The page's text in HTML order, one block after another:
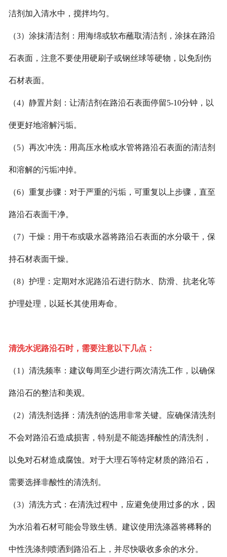
洁剂加入清水中，搅拌均匀。
（3）涂抹清洁剂：用海绵或软布蘸取清洁剂，涂抹在路沿
石表面，注意不要使用硬刷子或钢丝球等硬物，以免刮伤
石材表面。
（4）静置片刻：让清洁剂在路沿石表面停留5-10分钟，以
便更好地溶解污垢。
（5）再次冲洗：用高压水枪或水管将路沿石表面的清洁剂
和溶解的污垢冲掉。
（6）重复步骤：对于严重的污垢，可重复以上步骤，直至
路沿石表面干净。
（7）干燥：用干布或吸水器将路沿石表面的水分吸干，保
持石材表面干燥。
（8）护理：定期对水泥路沿石进行防水、防滑、抗老化等
护理处理，以延长其使用寿命。
清洗水泥路沿石时，需要注意以下几点：
（1）清洗频率：建议每周至少进行两次清洗工作，以确保
路沿石的整洁和美观。
（2）清洗剂选择：清洗剂的选用非常关键。应确保清洗剂
不会对路沿石造成损害，特别是不能选择酸性的清洗剂，
以免对石材造成腐蚀。对于大理石等特定材质的路沿石，
需要选择非酸性的清洗剂。
（3）清洗方式：在清洗过程中，应避免使用过多的水，因
为水沿着石材可能会导致生锈。建议使用洗涤器将稀释的
中性洗涤剂喷洒到路沿石上，并尽快吸收多余的水分。